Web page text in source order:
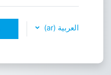
العربية ‎(ar)‎